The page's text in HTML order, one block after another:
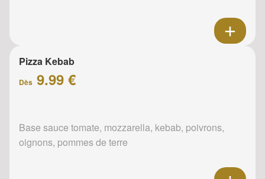
Pizza Kebab
Dès 9.99 €
Base sauce tomate, mozzarella, kebab, poivrons,
oignons, pommes de terre